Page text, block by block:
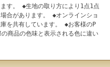
す。 ◆生地の取り方により1点1点
合があります。 ◆オンラインショ
を共有しています。 ◆お客様のP
商品の色味と表示される色に違い